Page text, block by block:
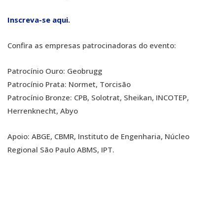
Inscreva-se aqui.
Confira as empresas patrocinadoras do evento:
Patrocínio Ouro: Geobrugg
Patrocínio Prata: Normet, Torcisão
Patrocínio Bronze: CPB, Solotrat, Sheikan, INCOTEP,
Herrenknecht, Abyo
Apoio: ABGE, CBMR, Instituto de Engenharia, Núcleo
Regional São Paulo ABMS, IPT.